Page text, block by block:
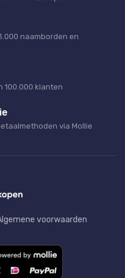
naamborden en
100.000 klanten
via Mollie
voorwaarden